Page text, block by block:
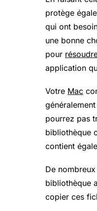
protège
qui ont
une bonne
pour
application
Votre Mac
pourrez pas
bibliothèque
contient
De
bibliothèque
copier ces